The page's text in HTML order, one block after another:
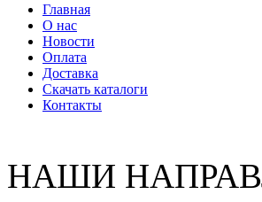
Главная
О нас
Новости
Оплата
Доставка
Скачать каталоги
Контакты
НАШИ